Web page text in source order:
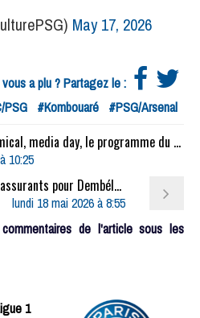
May 17, 2026
a plu ? Partagez le :
PSG #Kombouaré #PSG/Arsenal
Match : Repos, amical, media day, le programme du PSG avant Arsenal
10:25
Infirmerie : Premiers échos rassurants pour Dembélé en vue de PSG/Arsenal
lundi 18 mai 2026 à 8:55
de l'article sous les
1